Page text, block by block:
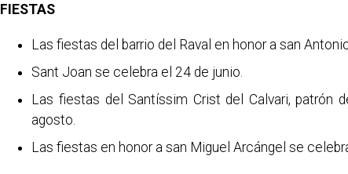
FIESTAS
Las fiestas del barrio del Raval en honor a san
Sant Joan se celebra el 24 de junio.
Las fiestas del Santíssim Crist del Calvari, patrón
agosto.
Las fiestas en honor a san Miguel Arcángel se